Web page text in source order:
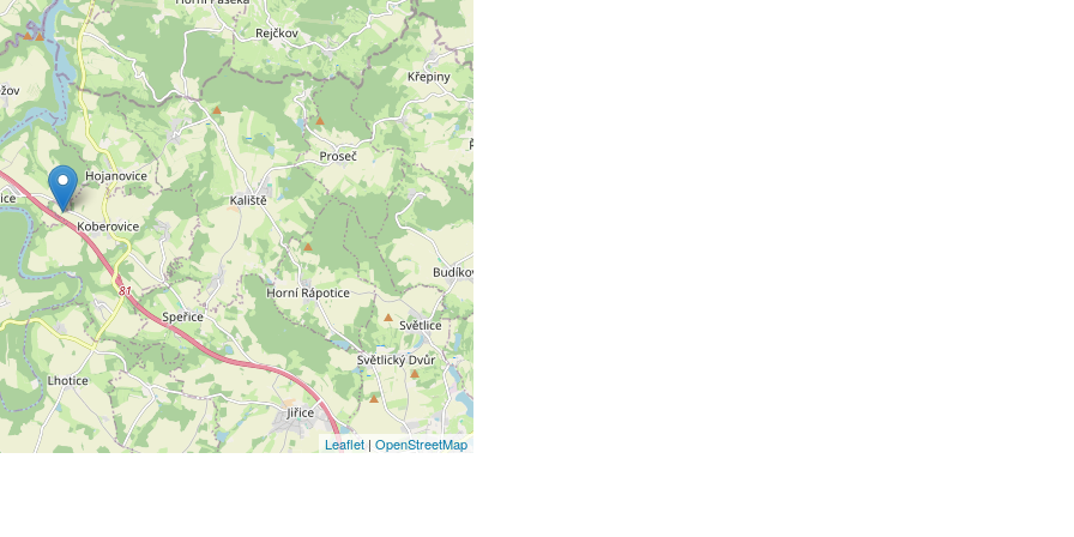
Leaflet| OpenStreetMap